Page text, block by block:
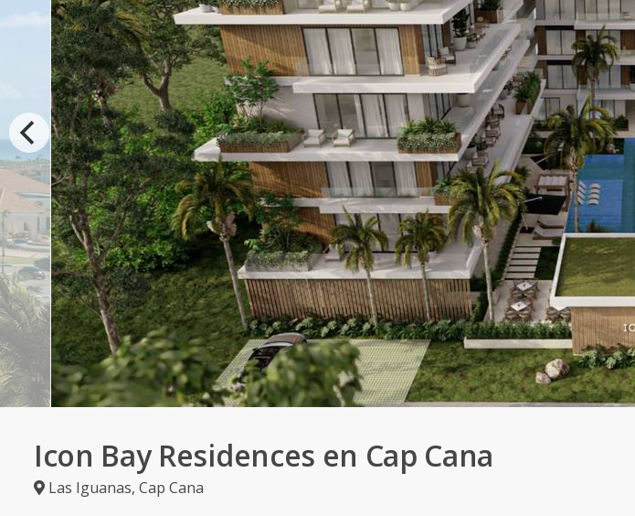
Icon Bay Residences en Cap Cana
Las Iguanas, Cap Cana